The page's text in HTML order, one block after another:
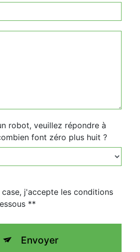
robot, veuillez répondre à
font zéro plus huit ?
j'accepte les conditions
**
Envoyer